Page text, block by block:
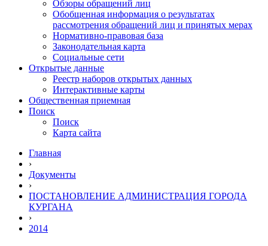
Обзоры обращений лиц
Обобщенная информация о результатах
рассмотрения обращений лиц и принятых мерах
Нормативно-правовая база
Законодательная карта
Социальные сети
Открытые данные
Реестр наборов открытых данных
Интерактивные карты
Общественная приемная
Поиск
Поиск
Карта сайта
Главная
›
Документы
›
ПОСТАНОВЛЕНИЕ АДМИНИСТРАЦИЯ ГОРОДА
КУРГАНА
›
2014